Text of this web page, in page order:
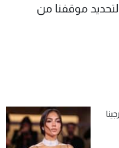
موقفنا من